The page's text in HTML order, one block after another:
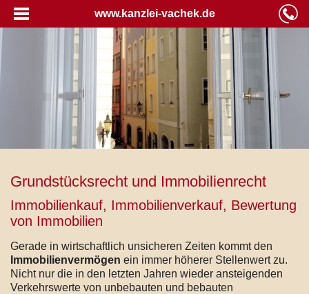
www.kanzlei-vachek.de
Grundstücksrecht und Immobilienrecht
Immobilienkauf, Immobilienverkauf, Bewertung
von Immobilien
Gerade in wirtschaftlich unsicheren Zeiten kommt den
Immobilienvermögen ein immer höherer Stellenwert zu.
Nicht nur die in den letzten Jahren wieder ansteigenden
Verkehrswerte von unbebauten und bebauten